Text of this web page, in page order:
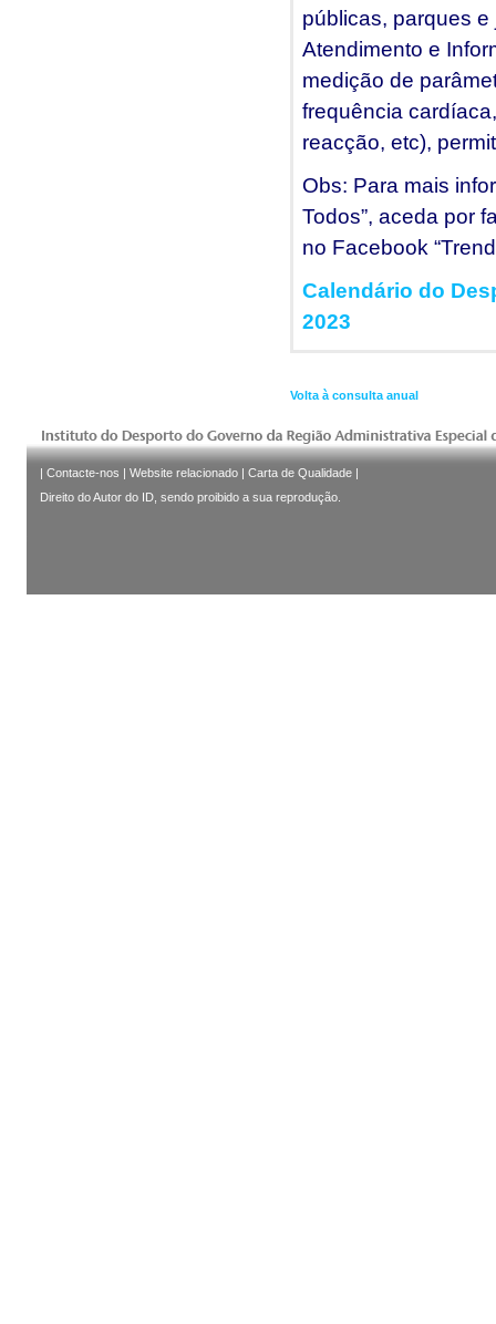
públicas, parques e
Atendimento e
medição de
frequência
reacção, etc),
Obs: Para mais
Todos”, aceda por
no Facebook
Calendário do
2023
Volta à consulta anual
| Contacte-nos | Website relacionado | Carta de Qualidade |
Direito do Autor do ID, sendo proibido a sua reprodução.